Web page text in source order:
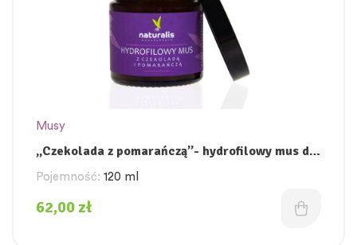
Musy
„Czekolada z pomarańczą”- hydrofilowy mus do
twarzy
Pojemność: 120 ml
62,00 zł